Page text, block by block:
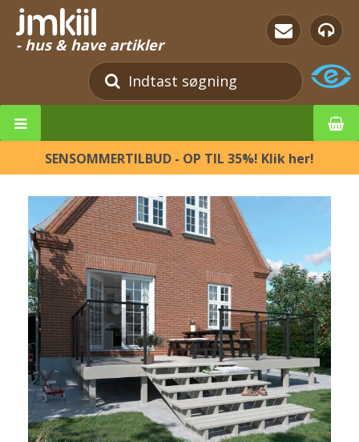
- hus & have artikler
SENSOMMERTILBUD - OP TIL 35%! Klik her!